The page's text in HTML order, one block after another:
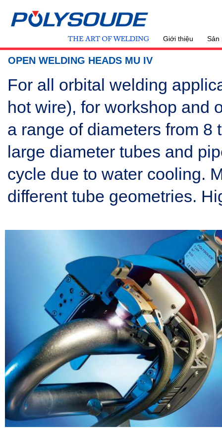
Giới thiệu Sản
OPEN WELDING HEADS MU IV
For all orbital welding
hot wire), for workshop and
a range of diameters from 8
large diameter tubes and
cycle due to water cooling.
different tube geometries.